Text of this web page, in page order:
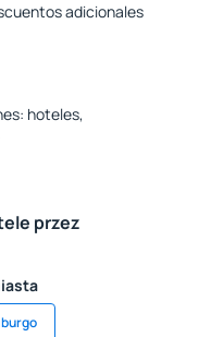
adicionales
hoteles,
przez